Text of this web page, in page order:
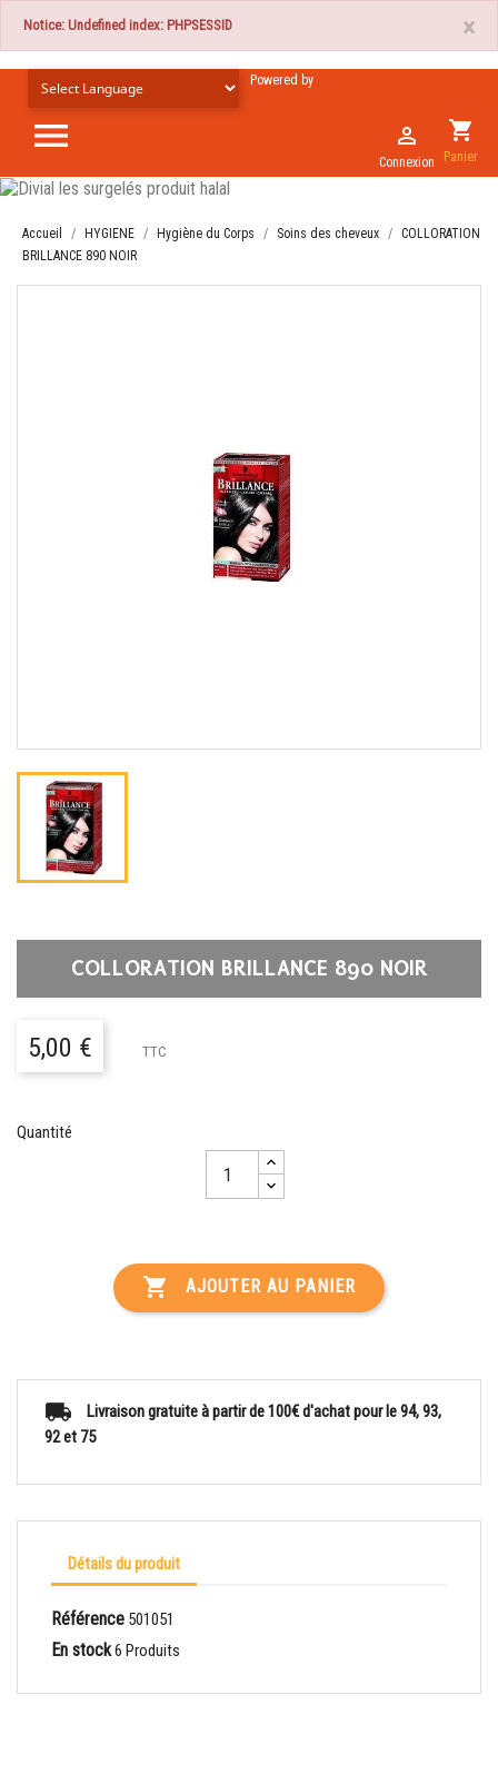
×
Notice: Undefined index: PHPSESSID
Powered by
 shopping_cart
Panier

Connexion
Accueil HYGIENE Hygiène du Corps Soins des cheveux
COLLORATION
BRILLANCE 890 NOIR
COLLORATION BRILLANCE 890 NOIR
5,00 € TTC
Quantité
 AJOUTER AU PANIER
Livraison gratuite à partir de 100€ d'achat pour le 94, 93,
92 et 75
Détails du produit
Référence 501051
En stock6 Produits